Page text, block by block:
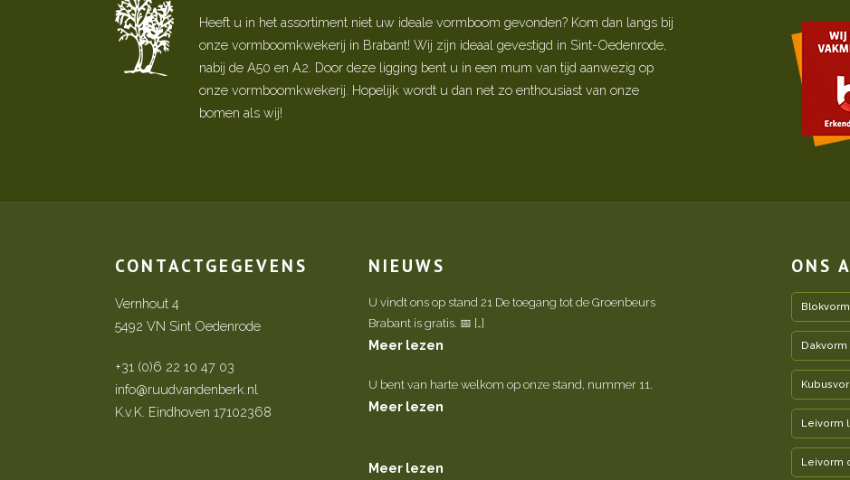
Heeft u in het assortiment niet uw ideale vormboom gevonden? Kom dan langs bij
onze vormboomkwekerij in Brabant! Wij zijn ideaal gevestigd in Sint-Oedenrode,
nabij de A50 en A2. Door deze ligging bent u in een mum van tijd aanwezig op
onze vormboomkwekerij. Hopelijk wordt u dan net zo enthousiast van onze
bomen als wij!
CONTACTGEGEVENS
Vernhout 4
5492 VN Sint Oedenrode
+31 (0)6 22 10 47 03
info@ruudvandenberk.nl
K.v.K. Eindhoven 17102368
NIEUWS
U vindt ons op stand 21 De toegang tot de Groenbeurs
Brabant is gratis. 📅 […]
Meer lezen
U bent van harte welkom op onze stand, nummer 11.
Meer lezen
Meer lezen
ONS
Dakvorm
Leivorm
Leivorm